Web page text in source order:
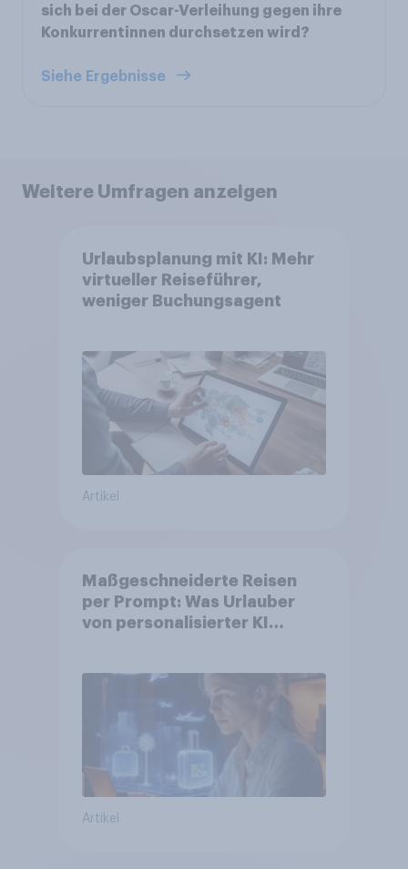
sich bei der Oscar-Verleihung gegen ihre
Konkurrentinnen durchsetzen wird?
Siehe Ergebnisse
Weitere Umfragen anzeigen
Urlaubsplanung mit KI: Mehr
virtueller Reiseführer,
weniger Buchungsagent
Artikel
Maßgeschneiderte Reisen
per Prompt: Was Urlauber
von personalisierter KI
bereits genutzt werden
Artikel